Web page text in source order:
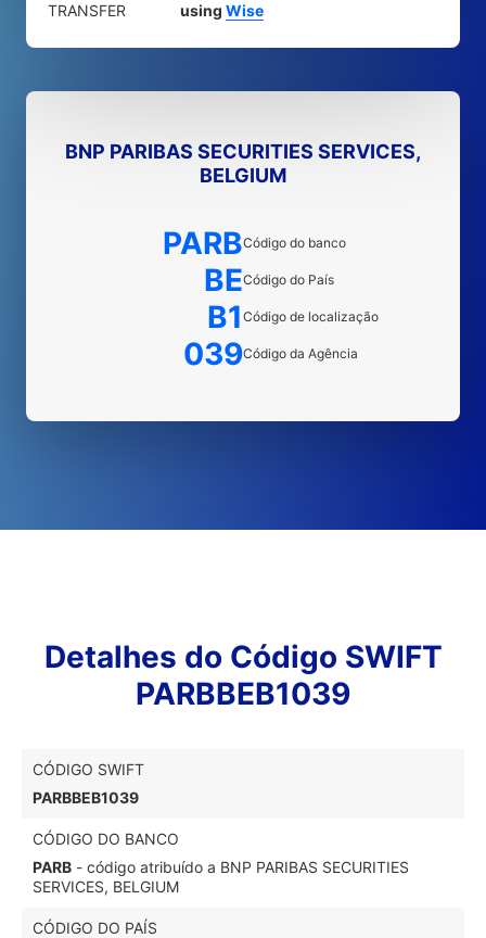
TRANSFER
using Wise
BNP PARIBAS SECURITIES SERVICES,
BELGIUM
PARBCódigo do banco
BECódigo do País
B1 Código de localização
039Código da Agência
Detalhes do Código SWIFT
PARBBEB1039
CÓDIGO SWIFT
PARBBEB1039
CÓDIGO DO BANCO
PARB - código atribuído a BNP PARIBAS SECURITIES
SERVICES, BELGIUM
CÓDIGO DO PAÍS